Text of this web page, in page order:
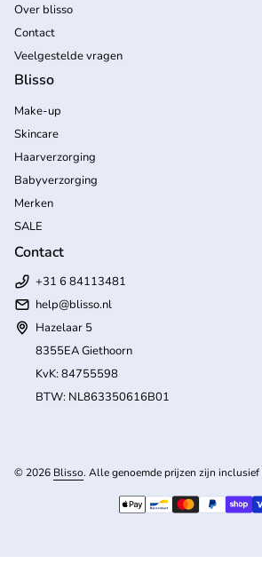
Over blisso
Contact
Veelgestelde vragen
Blisso
Make-up
Skincare
Haarverzorging
Babyverzorging
Merken
SALE
Contact
+31 6 84113481
help@blisso.nl
Hazelaar 5
8355EA Giethoorn
KvK: 84755598
BTW: NL863350616B01
© 2026 Blisso. Alle genoemde prijzen zijn inclusief